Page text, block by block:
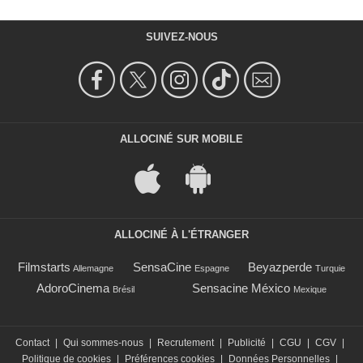
SUIVEZ-NOUS
ALLOCINÉ SUR MOBILE
ALLOCINÉ À L'ÉTRANGER
Filmstarts Allemagne SensaCine Espagne Beyazperde Turquie
AdoroCinema Brésil Sensacine México Mexique
Contact | Qui sommes-nous | Recrutement | Publicité | CGU | CGV |
Politique de cookies | Préférences cookies | Données Personnelles |